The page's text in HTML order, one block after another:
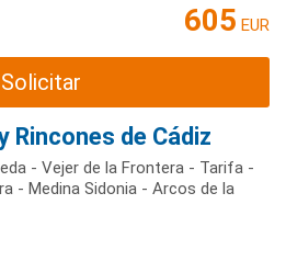
605 EUR
Solicitar
Rincones de Cádiz
- Vejer de la Frontera - Tarifa -
- Medina Sidonia - Arcos de la